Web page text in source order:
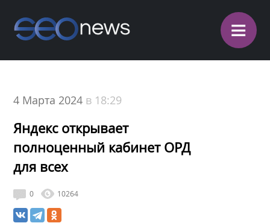
≡
4 Марта 2024 в 18:29
Яндекс открывает
полноценный кабинет ОРД
для всех
0 10264